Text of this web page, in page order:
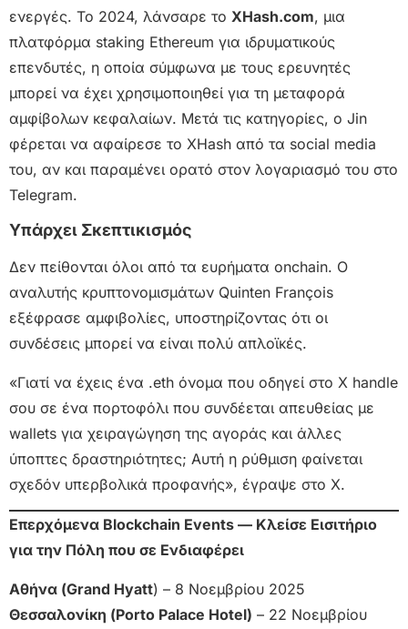
ενεργές. Το 2024, λάνσαρε το XHash.com, μια
πλατφόρμα staking Ethereum για ιδρυματικούς
επενδυτές, η οποία σύμφωνα με τους ερευνητές
μπορεί να έχει χρησιμοποιηθεί για τη μεταφορά
αμφίβολων κεφαλαίων. Μετά τις κατηγορίες, ο Jin
φέρεται να αφαίρεσε το XHash από τα social media
του, αν και παραμένει ορατό στον λογαριασμό του στο
Telegram.
Υπάρχει Σκεπτικισμός
Δεν πείθονται όλοι από τα ευρήματα onchain. Ο
αναλυτής κρυπτονομισμάτων Quinten François
εξέφρασε αμφιβολίες, υποστηρίζοντας ότι οι
συνδέσεις μπορεί να είναι πολύ απλοϊκές.
«Γιατί να έχεις ένα .eth όνομα που οδηγεί στο X handle
σου σε ένα πορτοφόλι που συνδέεται απευθείας με
wallets για χειραγώγηση της αγοράς και άλλες
ύποπτες δραστηριότητες; Αυτή η ρύθμιση φαίνεται
σχεδόν υπερβολικά προφανής», έγραψε στο X.
Επερχόμενα Blockchain Events — Κλείσε Εισιτήριο
για την Πόλη που σε Ενδιαφέρει
Αθήνα (Grand Hyatt) – 8 Νοεμβρίου 2025
Θεσσαλονίκη (Porto Palace Hotel) – 22 Νοεμβρίου